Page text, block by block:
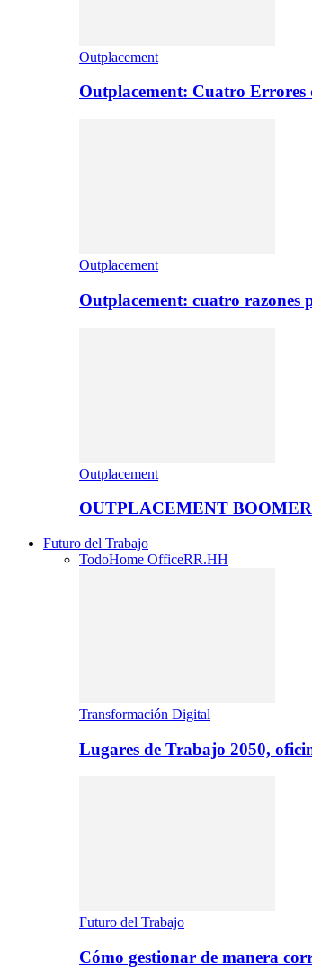
Outplacement
Outplacement: Cuatro Errores
Outplacement
Outplacement: cuatro razones
Outplacement
OUTPLACEMENT
Futuro del Trabajo
TodoHome OfficeRR.HH
Transformación Digital
Lugares de Trabajo 2050,
Futuro del Trabajo
Cómo gestionar de manera